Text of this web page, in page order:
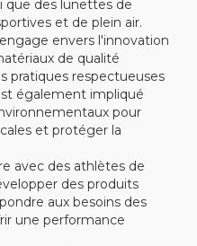
que des lunettes de
et de plein air.
envers l'innovation
de qualité
pratiques respectueuses
également impliqué
pour
et protéger la
avec des athlètes de
des produits
aux besoins des
une performance